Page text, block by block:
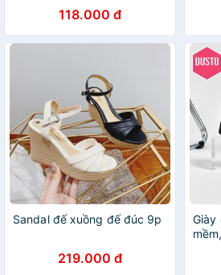
118.000 đ
Sandal đế xuồng đế đúc 9p
219.000 đ
Giày